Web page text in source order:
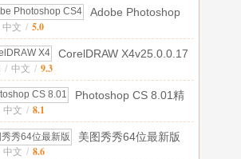
Adobe Photoshop
中文 / 5.0
CorelDRAW X4v25.0.0.17
/ 中文 / 9.3
Photoshop CS 8.01精
中文 / 8.1
美图秀秀64位最新版
中文 / 8.6